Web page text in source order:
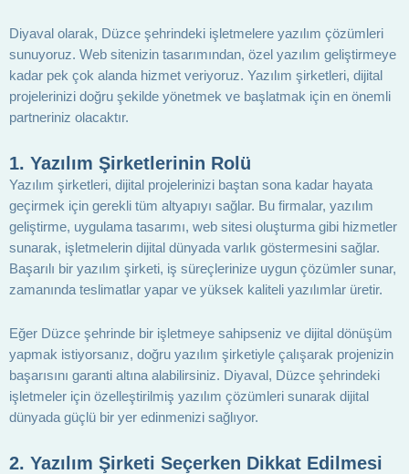
Diyaval olarak, Düzce şehrindeki işletmelere yazılım çözümleri
sunuyoruz. Web sitenizin tasarımından, özel yazılım geliştirmeye
kadar pek çok alanda hizmet veriyoruz. Yazılım şirketleri, dijital
projelerinizi doğru şekilde yönetmek ve başlatmak için en önemli
partneriniz olacaktır.
1. Yazılım Şirketlerinin Rolü
Yazılım şirketleri, dijital projelerinizi baştan sona kadar hayata
geçirmek için gerekli tüm altyapıyı sağlar. Bu firmalar, yazılım
geliştirme, uygulama tasarımı, web sitesi oluşturma gibi hizmetler
sunarak, işletmelerin dijital dünyada varlık göstermesini sağlar.
Başarılı bir yazılım şirketi, iş süreçlerinize uygun çözümler sunar,
zamanında teslimatlar yapar ve yüksek kaliteli yazılımlar üretir.
Eğer Düzce şehrinde bir işletmeye sahipseniz ve dijital dönüşüm
yapmak istiyorsanız, doğru yazılım şirketiyle çalışarak projenizin
başarısını garanti altına alabilirsiniz. Diyaval, Düzce şehrindeki
işletmeler için özelleştirilmiş yazılım çözümleri sunarak dijital
dünyada güçlü bir yer edinmenizi sağlıyor.
2. Yazılım Şirketi Seçerken Dikkat Edilmesi